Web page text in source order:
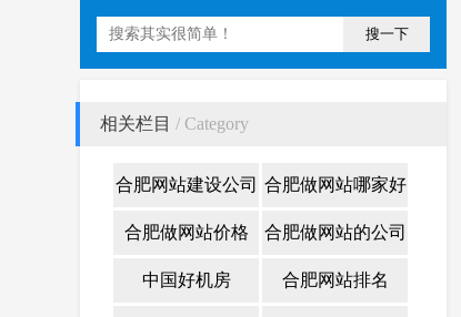
搜一下
相关栏目 / Category
合肥网站建设公司 合肥做网站哪家好
合肥做网站价格 合肥做网站的公司
中国好机房 合肥网站排名